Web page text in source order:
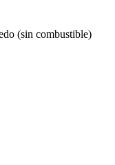
(sin combustible)